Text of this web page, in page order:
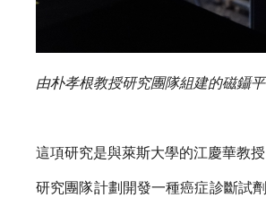
由朴孝根教授研究團隊組建的磁鑷平
這項研究是與萊斯大學的江慶華教
研究團隊計劃開發一種癌症診斷試